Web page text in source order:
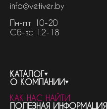
info@vetiver.by
Пн-пт 10-20
Сб-вс 12-18
КАТАЛОГ
весь каталог
бренды
О КОМПАНИИ
контакты
КАК НАС НАЙТИ
ПОЛЕЗНАЯ ИНФОРМАЦИЯ